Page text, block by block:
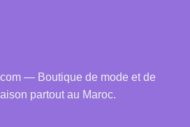
— Boutique de mode et de
partout au Maroc.